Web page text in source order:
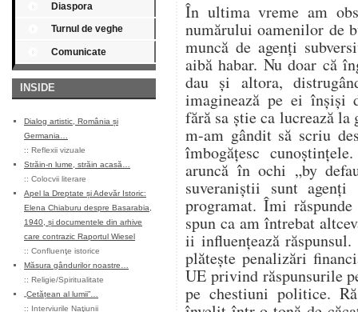
Diaspora
Turnul de veghe
Comunicate
INSIDE
Dialog artistic, România și
Germania…
:: Reflexii vizuale
Străin-n lume, străin acasă…
:: Colocvii literare
Apel la Dreptate și Adevăr Istoric:
Elena Chiaburu despre Basarabia,
1940, și documentele din arhive
care contrazic Raportul Wiesel
:: Confluenţe istorice
Măsura gândurilor noastre…
:: Religie/Spiritualitate
„Cetățean al lumii”…
:: Interviurile Naţiunii
În ultima vreme am
numărului oamenilor de
muncă de agenți
aibă habar. Nu doar că
dau și altora,
imaginează pe ei înșiși
fără sa știe ca lucrează
m-am gândit să scriu
îmbogățesc
aruncă în ochi „by
suveraniștii sunt
programat. Îmi
spun ca am întrebat
ii influențează
plătește penalizări
UE privind răspunsurile
pe chestiuni politice.